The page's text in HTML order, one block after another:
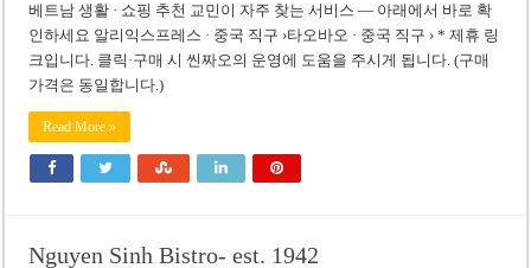
베트남 생활 · 쇼핑 추천 교민이 자주 찾는 서비스 — 아래에서 바로 확
인하세요 알리익스프레스 · 중국 직구 ›타오바오 · 중국 직구 › * 제휴 링
크입니다. 클릭·구매 시 씬짜오의 운영에 도움을 주시게 됩니다. (구매
가격은 동일합니다.)
Read More »
Nguyen Sinh Bistro- est. 1942